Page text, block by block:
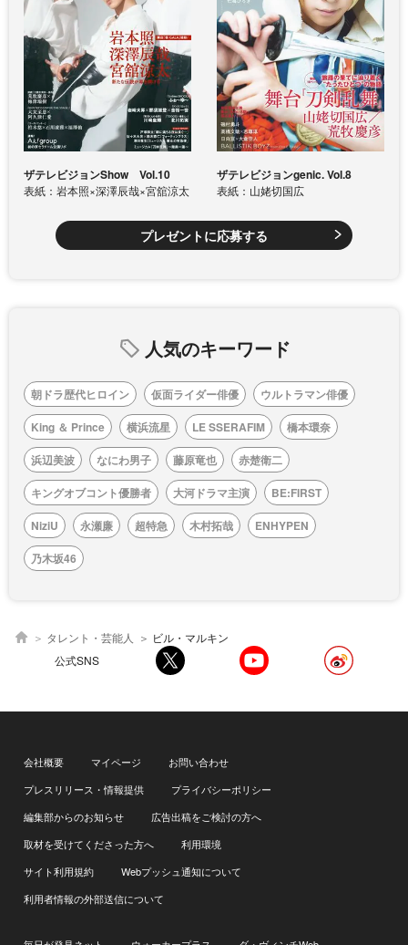
ザテレビジョンShow Vol.10
表紙：岩本照×深澤辰哉×宮舘涼太
ザテレビジョンgenic. Vol.8
表紙：山姥切国広
プレゼントに応募する
人気のキーワード
朝ドラ歴代ヒロイン 仮面ライダー俳優
ウルトラマン俳優
King ＆ Prince
横浜流星 LE SSERAFIM
橋本環奈
浜辺美波
なにわ男子 藤原竜也
赤楚衛二
キングオブコント優勝者
大河ドラマ主演
BE:FIRST
NiziU
永瀬廉 超特急 木村拓哉
ENHYPEN
乃木坂46
タレント・芸能人
ビル・マルキン
公式SNS
会社概要 マイページ
お問い合わせ
プレスリリース・情報提供
プライバシーポリシー
編集部からのお知らせ
広告出稿をご検討の方へ
取材を受けてくださった方へ
利用環境
サイト利用規約
Webプッシュ通知について
利用者情報の外部送信について